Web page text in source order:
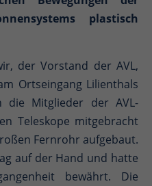
plastisch
der Vorstand der AVL,
Ortseingang Lilienthals
die Mitglieder der AVL-
Teleskope mitgebracht
Fernrohr aufgebaut.
auf der Hand und hatte
bewährt. Die